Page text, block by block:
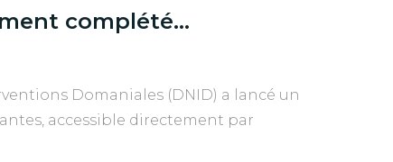
complété…
Domaniales (DNID) a lancé un
accessible directement par